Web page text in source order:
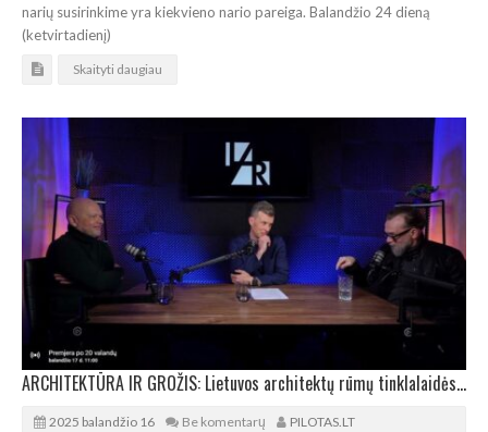
narių susirinkime yra kiekvieno nario pareiga. Balandžio 24 dieną
(ketvirtadienį)
Skaityti daugiau
ARCHITEKTŪRA IR GROŽIS: Lietuvos architektų rūmų tinklalaidės premjera
2025 balandžio 16 Be komentarų PILOTAS.LT